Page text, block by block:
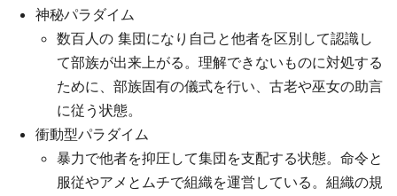
神秘パラダイム
数百人の 集団になり自己と他者を区別して認識し
て部族が出来上がる。理解できないものに対処する
ために、部族固有の儀式を行い、古老や巫女の助言
に従う状態。
衝動型パラダイム
暴力で他者を抑圧して集団を支配する状態。命令と
服従やアメとムチで組織を運営している。組織の規